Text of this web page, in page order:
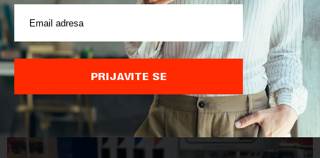
Ministarstvo unutrašnjih poslova Kosova proglasilo je
direktora Telekoma Srbije Vladimira Lučića nepoželjnom
osobom i trajno mu zabranilo ulazak, tranzit i boravak na
Kosovu, navodeći kao razlog njegove javn...
PRIJAVITE SE